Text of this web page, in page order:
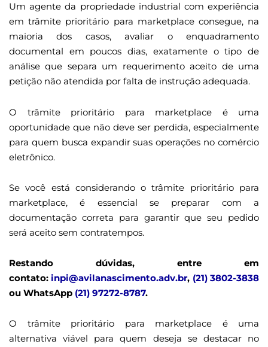
Um agente da propriedade industrial com experiência
em trâmite prioritário para marketplace consegue, na
maioria dos casos, avaliar o enquadramento
documental em poucos dias, exatamente o tipo de
análise que separa um requerimento aceito de uma
petição não atendida por falta de instrução adequada.
O trâmite prioritário para marketplace é uma
oportunidade que não deve ser perdida, especialmente
para quem busca expandir suas operações no comércio
eletrônico.
Se você está considerando o trâmite prioritário para
marketplace, é essencial se preparar com a
documentação correta para garantir que seu pedido
será aceito sem contratempos.
Restando dúvidas, entre em
contato:inpi@avilanascimento.adv.br, (21) 3802-3838
ou WhatsApp (21) 97272-8787.
O trâmite prioritário para marketplace é uma
alternativa viável para quem deseja se destacar no